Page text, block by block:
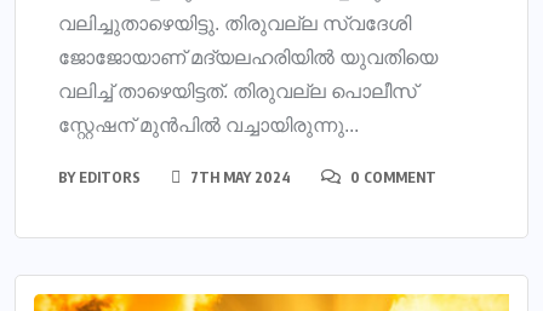
വലിച്ചുതാഴെയിട്ടു. തിരുവല്ല സ്വദേശി
ജോജോയാണ് മദ്യലഹരിയില്‍ യുവതിയെ
വലിച്ച് താഴെയിട്ടത്. തിരുവല്ല പൊലീസ്
സ്റ്റേഷന് മുന്‍പില്‍ വച്ചായിരുന്നു...
BY EDITORS 7TH MAY 2024 0 COMMENT